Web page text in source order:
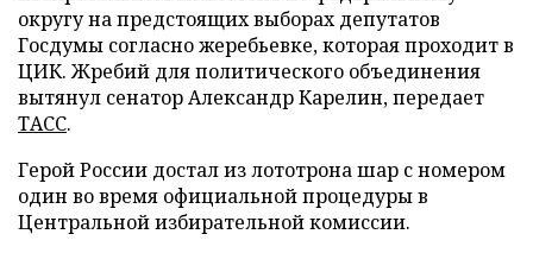
округу на предстоящих выборах депутатов
Госдумы согласно жеребьевке, которая проходит в
ЦИК. Жребий для политического объединения
вытянул сенатор Александр Карелин, передает
ТАСС.
Герой России достал из лототрона шар с номером
один во время официальной процедуры в
Центральной избирательной комиссии.